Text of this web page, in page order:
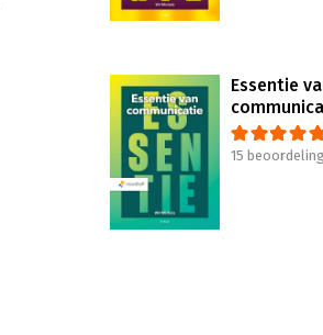
Essentie
15